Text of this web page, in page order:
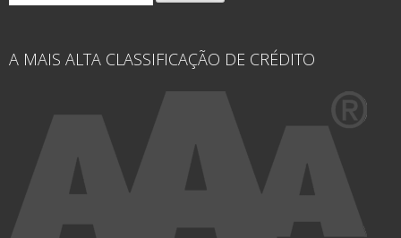
A MAIS ALTA CLASSIFICAÇÃO DE CRÉDITO